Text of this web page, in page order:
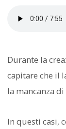
Durante la
capitare che il
la mancanza
In questi casi,